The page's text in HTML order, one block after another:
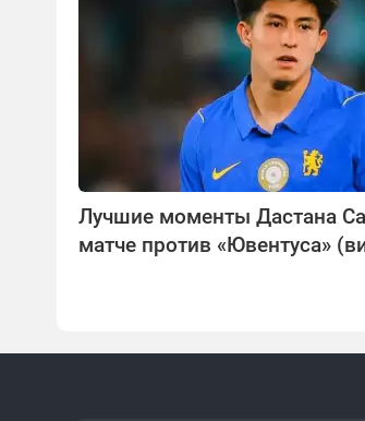
Лучшие моменты Дастана
матче против «Ювентуса»